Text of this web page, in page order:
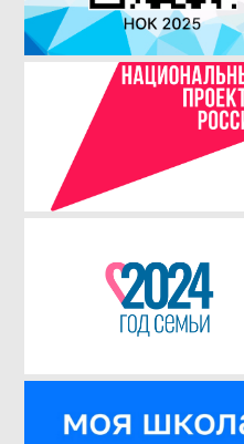
Даю согласие на
Продолжая
и версия Браузера; тип